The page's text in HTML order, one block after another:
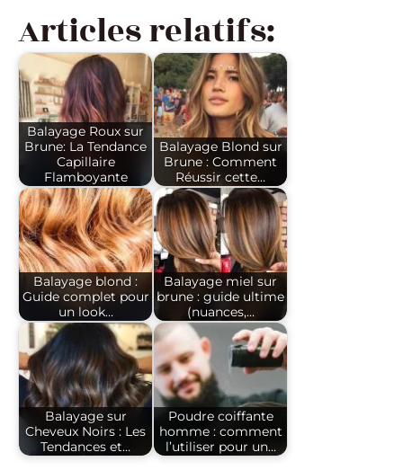
Articles relatifs:
Balayage Roux sur
Brune: La Tendance
Capillaire
Flamboyante
Balayage Blond sur
Brune : Comment
Réussir cette…
Balayage blond :
Guide complet pour
un look…
Balayage miel sur
brune : guide ultime
(nuances,…
Balayage sur
Cheveux Noirs : Les
Tendances et…
Poudre coiffante
homme : comment
l’utiliser pour un…